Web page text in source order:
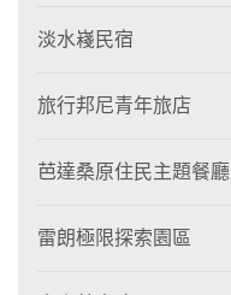
淡水嶘民宿
旅行邦尼青年旅店
芭達桑原住民主題餐廳
雷朗極限探索園區